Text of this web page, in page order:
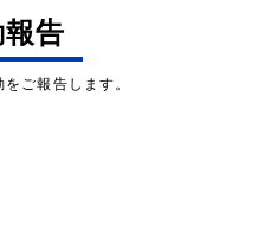
告
ご報告します。